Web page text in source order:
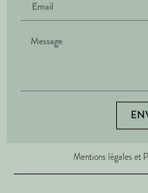
Mentions légales et